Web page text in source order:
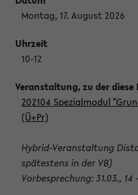
Montag, 17. August 2026
10-12
202104 Spezialmodul
(Ü+Pr)
Hybrid-Veranstaltung
spätestens in der VB)
Vorbesprechung: 31.03., 14